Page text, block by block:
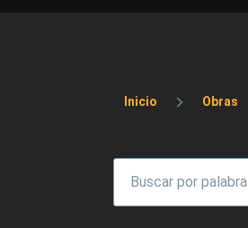
Inicio Obras